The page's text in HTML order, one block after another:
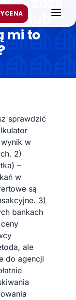
w 2026
lub
mi to
sprawdzić
w
2)
–
w
są
3)
bankach
ale
do agencji